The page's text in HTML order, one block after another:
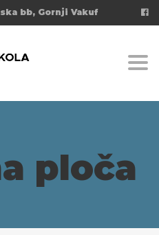
bb, Gornji Vakuf
ploča